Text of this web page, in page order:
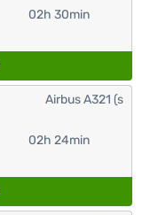
02h 30min
02h 24min
Airbus A321 (s